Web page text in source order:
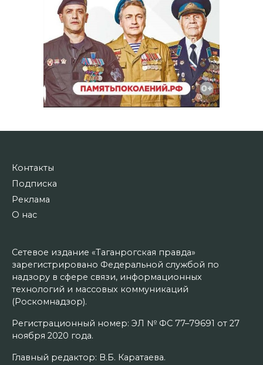
Контакты
Подписка
Реклама
О нас
Сетевое издание «Таганрогская правда»
зарегистрировано Федеральной службой по
надзору в сфере связи, информационных
технологий и массовых коммуникаций
(Роскомнадзор).
Регистрационный номер: ЭЛ № ФС 77–79691 от 27
ноября 2020 года.
Главный редактор: В.Б. Каратаева.